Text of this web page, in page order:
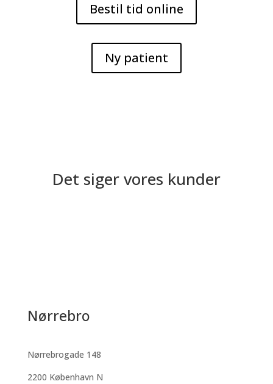
Bestil tid online
Ny patient
Det siger vores kunder
Nørrebro
Nørrebrogade 148
2200 København N